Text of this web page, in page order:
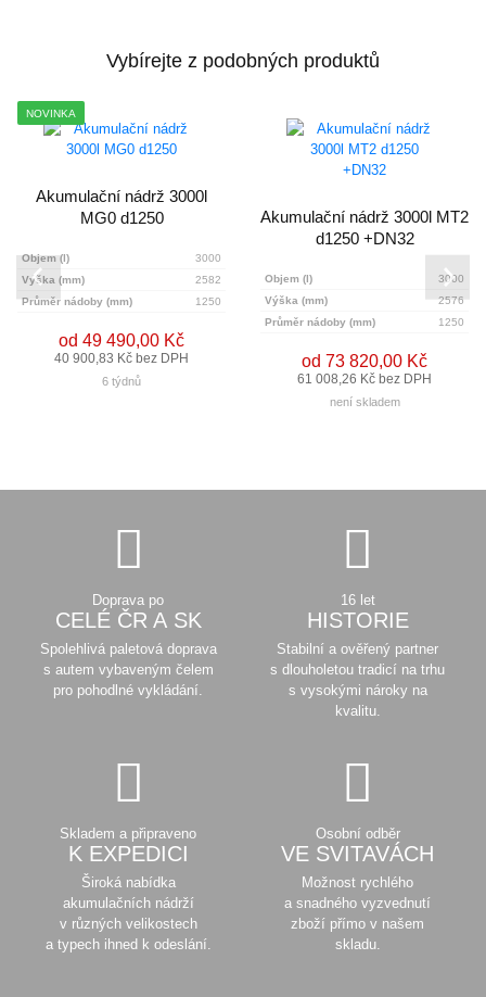
Vybírejte z podobných produktů
NOVINKA
Akumulační nádrž 3000l
MG0 d1250
Objem (l)
3000
Výška (mm)
2582
Průměr nádoby (mm)
1250
od 49 490,00 Kč
40 900,83 Kč bez DPH
6 týdnů
Akumulační nádrž 3000l MT2
d1250 +DN32
Objem (l)
3000
Výška (mm)
2576
Průměr nádoby (mm)
1250
od 73 820,00 Kč
61 008,26 Kč bez DPH
není skladem
Doprava po
CELÉ ČR A SK
Spolehlivá paletová doprava
s autem vybaveným čelem
pro pohodlné vykládání.
16 let
HISTORIE
Stabilní a ověřený partner
s dlouholetou tradicí na trhu
s vysokými nároky na
kvalitu.
Skladem a připraveno
K EXPEDICI
Široká nabídka
akumulačních nádrží
v různých velikostech
a typech ihned k odeslání.
Osobní odběr
VE SVITAVÁCH
Možnost rychlého
a snadného vyzvednutí
zboží přímo v našem
skladu.